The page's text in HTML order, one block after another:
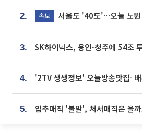
2. 속보 서울도 '40도'…오늘 노
3.
4.
5. 입추매직 '불발', 처서매직은 올